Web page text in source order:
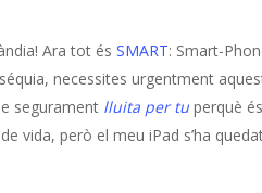
Ara tot és SMART: Smart-
necessites urgentment
segurament lluita per tu perquè
vida, però el meu iPad s’ha